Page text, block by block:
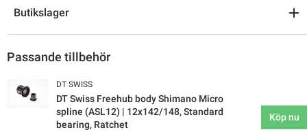
Butikslager
Passande tillbehör
DT SWISS
DT Swiss Freehub body Shimano Micro
spline (ASL12) | 12x142/148, Standard
bearing, Ratchet
Köp nu